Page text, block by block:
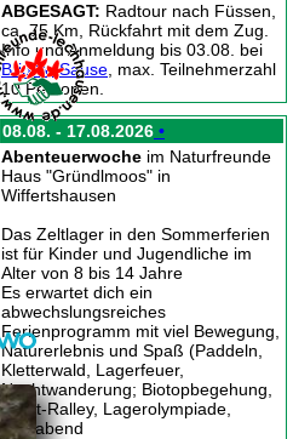
ABGESAGT: Radtour nach Füssen,
ca. 75 Km, Rückfahrt mit dem Zug.
Info und Anmeldung bis 03.08. bei
Brigitte Sause , max. Teilnehmerzahl
10 Personen.
08.08. - 17.08.2026 •
Abenteuerwoche im Naturfreunde
Haus "Gründlmoos" in
Wiffertshausen
Das Zeltlager in den Sommerferien
ist für Kinder und Jugendliche im
Alter von 8 bis 14 Jahre
Es erwartet dich ein
abwechslungsreiches
Ferienprogramm mit viel Bewegung,
Naturerlebnis und Spaß (Paddeln,
Kletterwald, Lagerfeuer,
Nachtwanderung; Biotopbegehung,
Stadt-Ralley, Lagerolympiade,
Festabend